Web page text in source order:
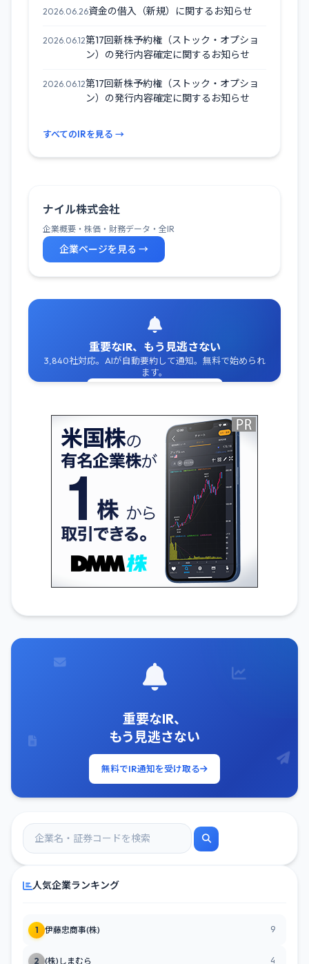
2026.06.26資金の借入（新規）に関するお知らせ
2026.06.12第17回新株予約権（ストック・オプショ
ン）の発行内容確定に関するお知らせ
2026.06.12第17回新株予約権（ストック・オプショ
ン）の発行内容確定に関するお知らせ
すべてのIRを見る →
ナイル株式会社
企業概要・株価・財務データ・全IR
企業ページを見る →
重要なIR、もう見逃さない
3,840社対応。AIが自動要約して通知。無料で始められ
ます。
重要なIR、
もう見逃さない
無料でIR通知を受け取る
人気企業ランキング
1 伊藤忠商事(株) 9
2 (株)しまむら 4